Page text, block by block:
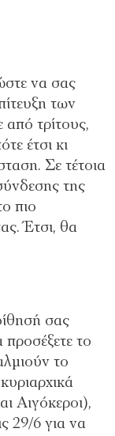
να σας
των
τρίτους,
έτσι κι
Σε τέτοια
της
πιο
Έτσι, θα
σας
το
το
Αιγόκεροι),
29/6 για να